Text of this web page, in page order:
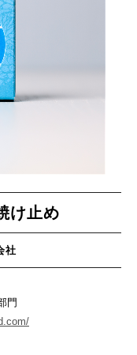
け止め
社
門